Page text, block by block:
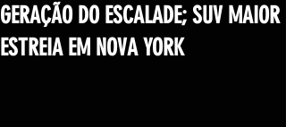
GERAÇÃO DO ESCALADE; SUV MAIOR
ESTREIA EM NOVA YORK